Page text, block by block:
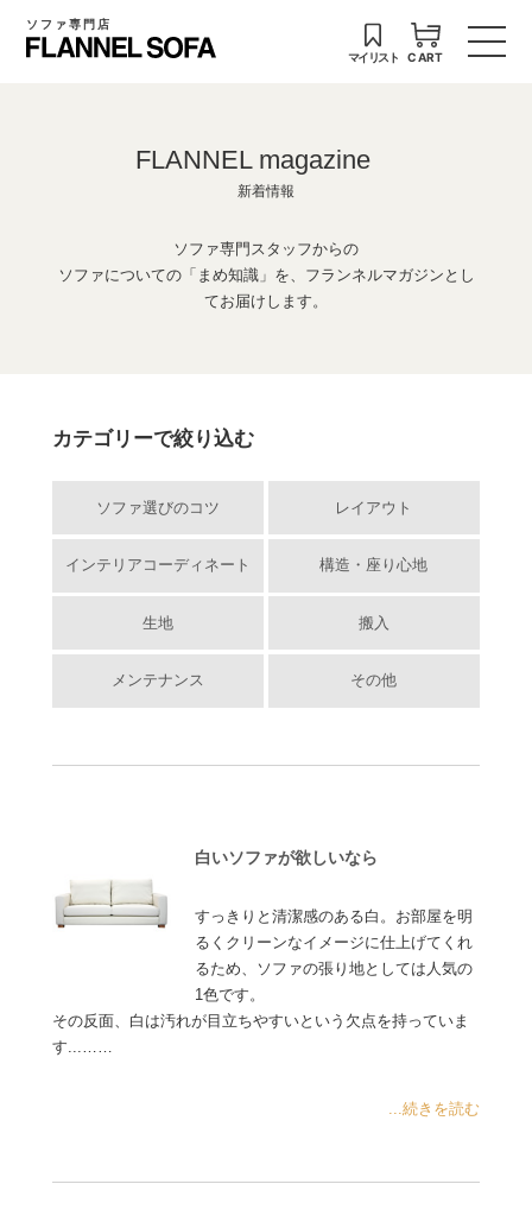
ソファ専門店
マイリスト CART
FLANNEL magazine
新着情報
ソファ専門スタッフからの
ソファについての「まめ知識」を、フランネルマガジンとし
てお届けします。
カテゴリーで絞り込む
ソファ選びのコツ レイアウト
インテリアコーディネート 構造・座り心地
生地 搬入
メンテナンス その他
白いソファが欲しいなら
すっきりと清潔感のある白。お部屋を明
るくクリーンなイメージに仕上げてくれ
るため、ソファの張り地としては人気の
1色です。
その反面、白は汚れが目立ちやすいという欠点を持っていま
す...……
...続きを読む